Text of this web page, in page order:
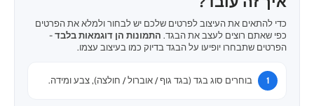
כדי להתאים את העיצוב לפרטים שלכם יש לבחור ולמלא את הפרטים
כפי שאתם רוצים לעצב את הבגד. התמונות הן דוגמאות בלבד -
הפרטים שתבחרו יופיעו על הבגד בדיוק כמו בעיצוב עצמו.
בוחרים סוג בגד (בגד גוף / אוברול / חולצה), צבע ומידה.